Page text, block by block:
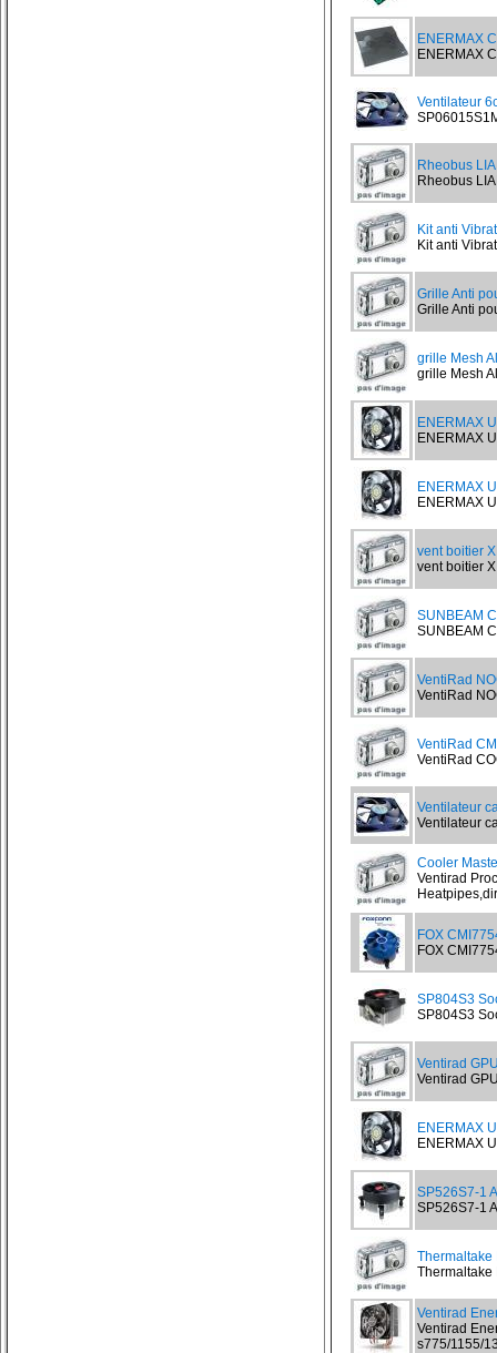
ENERMAX
ENERMAX
Ventilateur
Rheobus
Rheobus
Kit anti
Kit anti
Grille Anti
Grille Anti
grille Mesh
grille Mesh
ENERMAX
ENERMAX
ENERMAX
ENERMAX
vent boitier
vent boitier
SUNBEAM
SUNBEAM
VentiRad
VentiRad
VentiRad
VentiRad
Ventilateur
Ventilateur
Cooler
Ventirad
FOX
FOX
SP804S3
SP804S3
Ventirad
Ventirad
ENERMAX
ENERMAX
SP526S7-1
SP526S7-1
Thermaltake
Thermaltake
Ventirad
Ventirad
s775/1155/